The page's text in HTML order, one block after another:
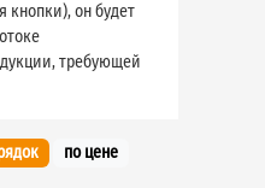
кнопки), он будет
требующей
по цене